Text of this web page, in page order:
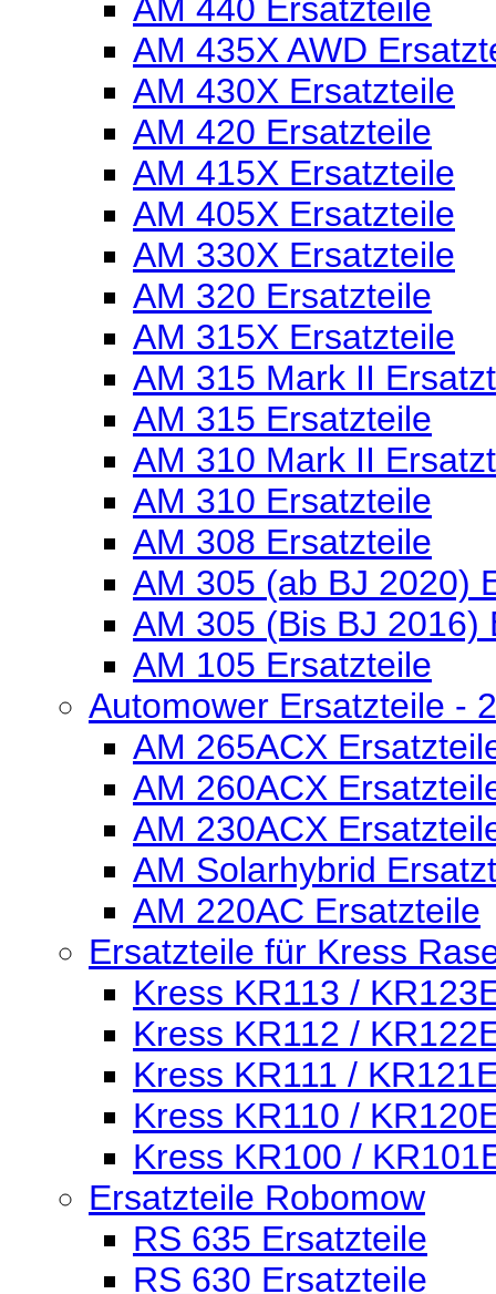
AM 440 Ersatzteile
AM 435X AWD
AM 430X Ersatzteile
AM 420 Ersatzteile
AM 415X Ersatzteile
AM 405X Ersatzteile
AM 330X Ersatzteile
AM 320 Ersatzteile
AM 315X Ersatzteile
AM 315 Mark II
AM 315 Ersatzteile
AM 310 Mark II
AM 310 Ersatzteile
AM 308 Ersatzteile
AM 305 (ab BJ 2020)
AM 305 (Bis BJ 2016)
AM 105 Ersatzteile
Automower Ersatzteile -
AM 265ACX
AM 260ACX
AM 230ACX
AM Solarhybrid
AM 220AC Ersatzteile
Ersatzteile für Kress
Kress KR113 /
Kress KR112 /
Kress KR111 /
Kress KR110 /
Kress KR100 /
Ersatzteile Robomow
RS 635 Ersatzteile
RS 630 Ersatzteile